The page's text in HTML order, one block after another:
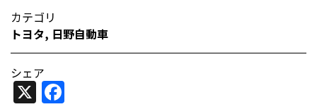
カテゴリ
トヨタ, 日野自動車
シェア
X